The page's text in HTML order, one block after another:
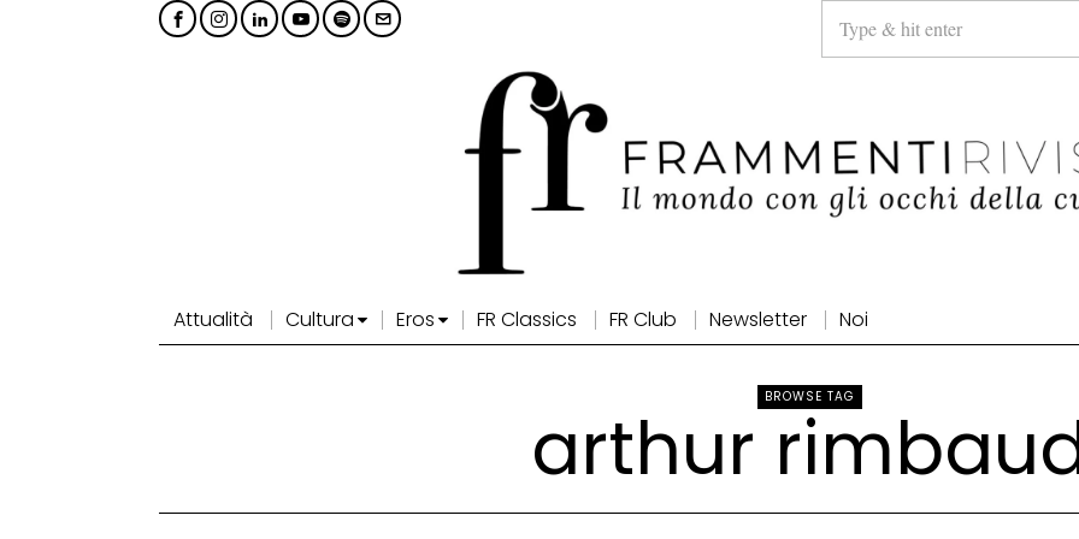
Attualità Cultura Eros FR Classics FR Club Newsletter Noi
BROWSE TAG
arthur